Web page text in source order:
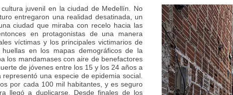
juvenil en la ciudad de Medellín. No
entregaron una realidad desatinada, un
ciudad que miraba con recelo hacia las
en protagonistas de una manera
víctimas y los principales victimarios de
en los mapas demográficos de la
los mandamases con aire de benefactores
de jóvenes entre los 15 y los 24 años a
una especie de epidemia social.
por cada 100 mil habitantes, y es seguro
llegó a duplicarse. Desde finales de los